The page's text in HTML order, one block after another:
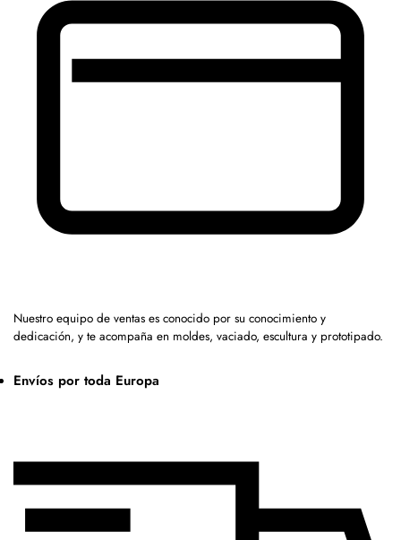
Nuestro equipo de ventas es conocido por su conocimiento y
dedicación, y te acompaña en moldes, vaciado, escultura y prototipado.
Envíos por toda Europa